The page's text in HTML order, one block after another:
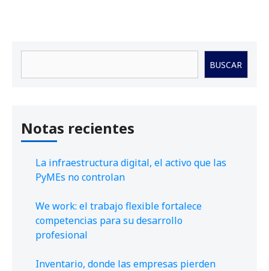
BUSCAR
Notas recientes
La infraestructura digital, el activo que las
PyMEs no controlan
We work: el trabajo flexible fortalece
competencias para su desarrollo
profesional
Inventario, donde las empresas pierden